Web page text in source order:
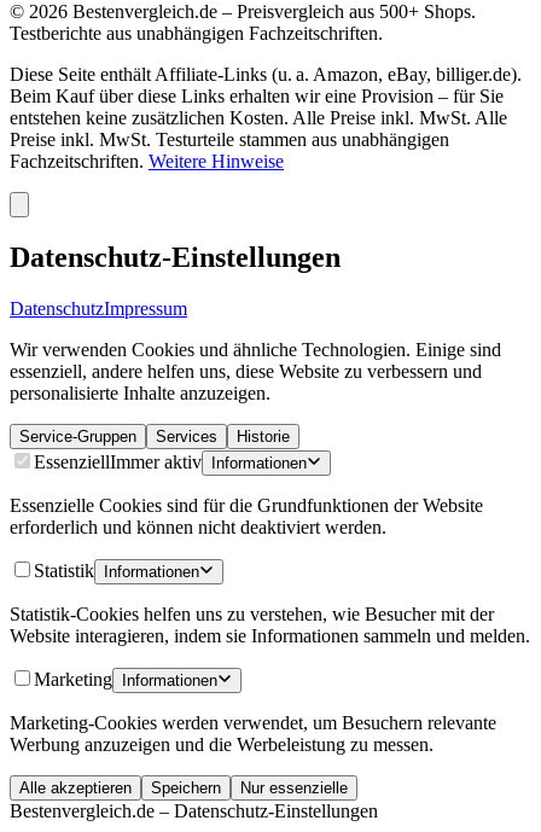
© 2026 Bestenvergleich.de – Preisvergleich aus 500+ Shops.
Testberichte aus unabhängigen Fachzeitschriften.
Diese Seite enthält Affiliate-Links (u. a. Amazon, eBay, billiger.de).
Beim Kauf über diese Links erhalten wir eine Provision – für Sie
entstehen keine zusätzlichen Kosten. Alle Preise inkl. MwSt. Alle
Preise inkl. MwSt. Testurteile stammen aus unabhängigen
Fachzeitschriften. Weitere Hinweise
Datenschutz-Einstellungen
DatenschutzImpressum
Wir verwenden Cookies und ähnliche Technologien. Einige sind
essenziell, andere helfen uns, diese Website zu verbessern und
personalisierte Inhalte anzuzeigen.
Service-Gruppen Services Historie
EssenziellImmer aktiv Informationen
Essenzielle Cookies sind für die Grundfunktionen der Website
erforderlich und können nicht deaktiviert werden.
Statistik Informationen
Statistik-Cookies helfen uns zu verstehen, wie Besucher mit der
Website interagieren, indem sie Informationen sammeln und melden.
Marketing Informationen
Marketing-Cookies werden verwendet, um Besuchern relevante
Werbung anzuzeigen und die Werbeleistung zu messen.
Alle akzeptieren Speichern Nur essenzielle
Bestenvergleich.de – Datenschutz-Einstellungen